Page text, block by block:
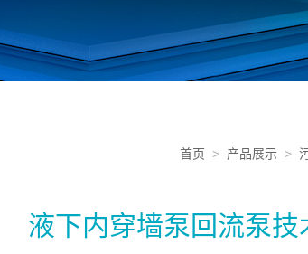
首页 > 产品展示 >
液下内穿墙泵回流泵技